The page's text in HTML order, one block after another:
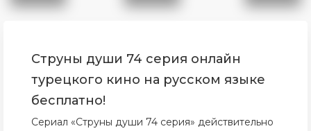
Струны души 74 серия онлайн
турецкого кино на русском языке
бесплатно!
Сериал «Струны души 74 серия» действительно